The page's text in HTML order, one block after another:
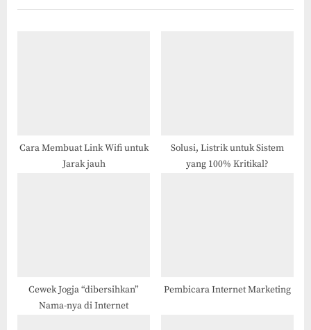
o
:
P
Cara Membuat Link Wifi untuk
Jarak jauh
Solusi, Listrik untuk Sistem
yang 100% Kritikal?
Cewek Jogja “dibersihkan”
Nama-nya di Internet
Pembicara Internet Marketing